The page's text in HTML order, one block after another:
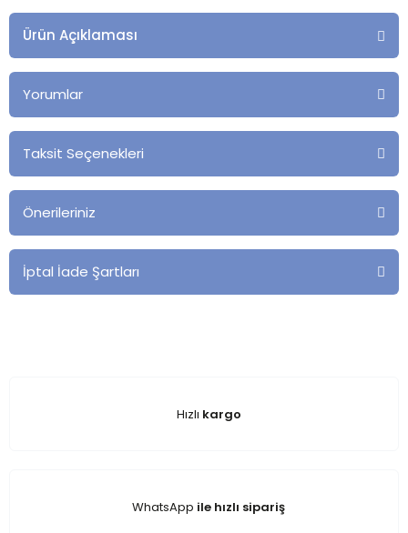
Ürün Açıklaması
Yorumlar
Taksit Seçenekleri
Önerileriniz
İptal İade Şartları
Hızlı kargo
WhatsApp ile hızlı sipariş